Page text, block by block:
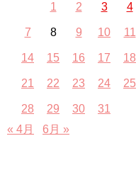
1
2 3 4
7 8 9 10 11
14 15 16 17 18
21 22 23 24 25
28 29 30
31
« 4月
6月 »